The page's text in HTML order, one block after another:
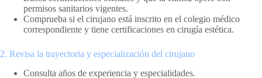
permisos sanitarios vigentes.
Comprueba si el cirujano está inscrito en el colegio médico
correspondiente y tiene certificaciones en cirugía estética.
2. Revisa la trayectoria y especialización del cirujano
Consulta años de experiencia y especialidades.